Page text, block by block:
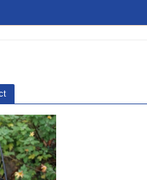
het advertentie overzicht